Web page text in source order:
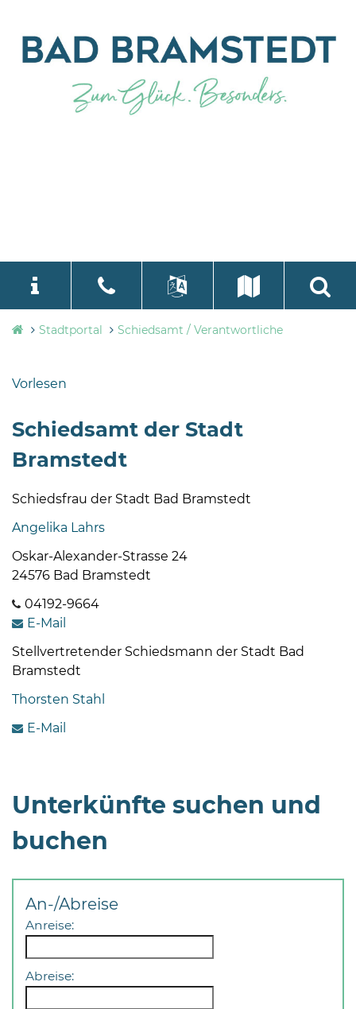
Stadtverwaltung
Bramstedt
24576 Bad
Bramstedt
506-
Mo,
Di,
Fr
08
Uhr
Do
und
language
Select Language
Stadtportal Schiedsamt / Verantwortliche
Vorlesen
Schiedsamt der Stadt
Bramstedt
Schiedsfrau der Stadt Bad Bramstedt
Angelika Lahrs
Oskar-Alexander-Strasse 24
24576 Bad Bramstedt
04192-9664
E-Mail
Stellvertretender Schiedsmann der Stadt Bad
Bramstedt
Thorsten Stahl
E-Mail
Unterkünfte suchen und
buchen
An-/Abreise
Anreise:
Abreise: